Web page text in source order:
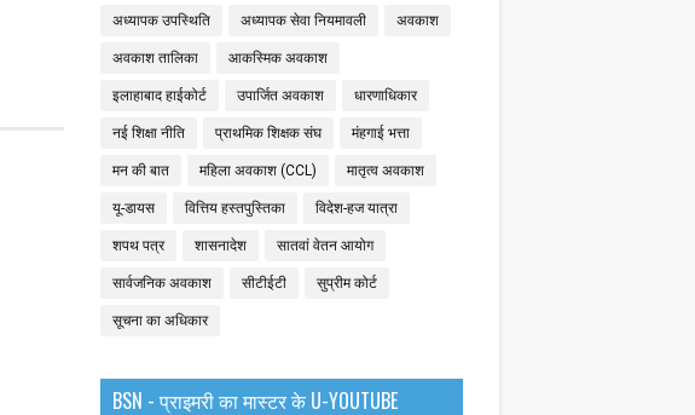
अध्यापक उपस्थिति अध्यापक सेवा नियमावली अवकाश
अवकाश तालिका आकस्मिक अवकाश
इलाहाबाद हाईकोर्ट उपार्जित अवकाश धारणाधिकार
नई शिक्षा नीति प्राथमिक शिक्षक संघ मंहगाई भत्ता
मन की बात महिला अवकाश (CCL) मातृत्व अवकाश
यू-डायस वित्तिय हस्तपुस्तिका विदेश-हज यात्रा
शपथ पत्र शासनादेश सातवां वेतन आयोग
सार्वजनिक अवकाश सीटीईटी सुप्रीम कोर्ट
सूचना का अधिकार
BSN - प्राइमरी का मास्टर के U-YOUTUBE